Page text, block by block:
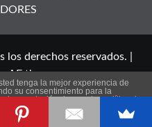
los derechos reservados.
AF themes.
tenga la mejor experiencia de
su consentimiento para la
la aceptación de nuestrapolítica de
plugin cookies